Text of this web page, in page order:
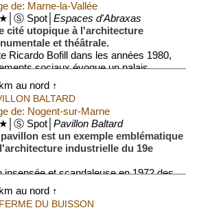
de: Marne-la-Vallée
Spot│Espaces d'Abraxas
cité utopique à l'architecture
et théâtrale.
Ricardo Bofill dans les années 1980,
sociaux évoque un palais
au nord ↑
BALTARD
de: Nogent-sur-Marne
Spot│Pavillon Baltard
est un exemple emblématique
industrielle du 19e
insensée et scandaleuse en 1972 des
de Paris, le pavillon ...
au nord ↑
DU BUISSON